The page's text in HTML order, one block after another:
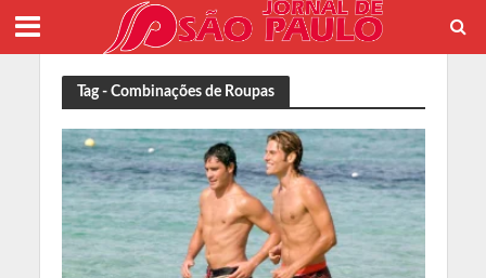
Tag - Combinações de Roupas